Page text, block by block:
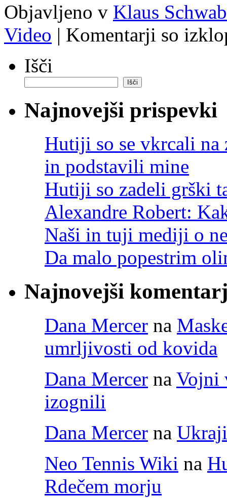
Objavljeno v Klaus Schwab
Video | Komentarji so
Išči
Išči
Najnovejši prispevki
Hutiji so se vkrcali na
in podstavili mine
Hutiji so zadeli grški
Alexandre Robert:
Naši in tuji mediji o
Da malo popestrim
Najnovejši
Dana Mercer na
umrljivosti od kovida
Dana Mercer na Vojni
izognili
Dana Mercer na
Neo Tennis Wiki na
Rdečem morju